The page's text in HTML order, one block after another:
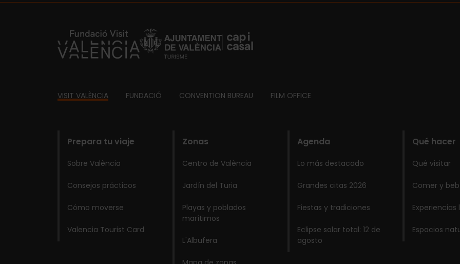
https://fundacion.visitvalencia.com/
Footer
VISIT VALÈNCIA FUNDACIÓ CONVENTION BUREAU FILM OFFICE
Prepara tu viaje
Sobre València
Consejos prácticos
Cómo moverse
Valencia Tourist Card
Zonas
Centro de València
Jardín del Turia
Playas y poblados
marítimos
L'Albufera
Agenda
Lo más destacado
Grandes citas 2026
Fiestas y tradiciones
Eclipse solar total: 12 de
agosto
Qué hacer
Qué visitar
Comer y
Experiencias
Espacios